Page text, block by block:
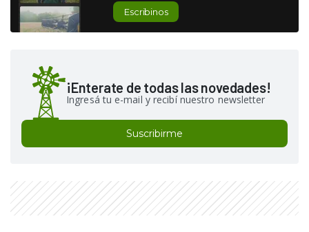
Escribinos
¡Enterate de todas las novedades!
Ingresá tu e-mail y recibí nuestro newsletter
Suscribirme